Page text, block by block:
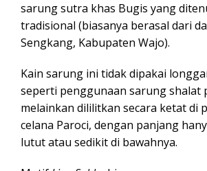
sarung sutra khas Bugis yang
tradisional (biasanya berasal dari
Sengkang, Kabupaten Wajo).
Kain sarung ini tidak dipakai
seperti penggunaan sarung shalat
melainkan dililitkan secara ketat di
celana Paroci, dengan panjang
lutut atau sedikit di bawahnya.